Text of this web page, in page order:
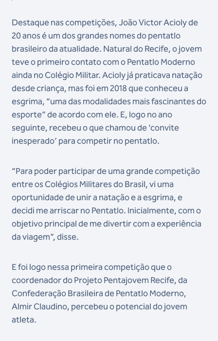
Destaque nas competições, João Victor Acioly de
20 anos é um dos grandes nomes do pentatlo
brasileiro da atualidade. Natural do Recife, o jovem
teve o primeiro contato com o Pentatlo Moderno
ainda no Colégio Militar. Acioly já praticava natação
desde criança, mas foi em 2018 que conheceu a
esgrima, “uma das modalidades mais fascinantes do
esporte” de acordo com ele. E, logo no ano
seguinte, recebeu o que chamou de ‘convite
inesperado’ para competir no pentatlo.
“Para poder participar de uma grande competição
entre os Colégios Militares do Brasil, vi uma
oportunidade de unir a natação e a esgrima, e
decidi me arriscar no Pentatlo. Inicialmente, com o
objetivo principal de me divertir com a experiência
da viagem”, disse.
E foi logo nessa primeira competição que o
coordenador do Projeto Pentajovem Recife, da
Confederação Brasileira de Pentatlo Moderno,
Almir Claudino, percebeu o potencial do jovem
atleta.